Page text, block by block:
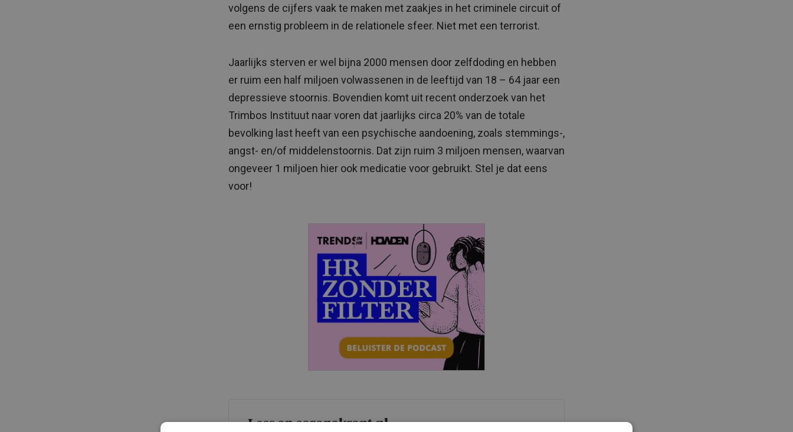
volgens de cijfers vaak te maken met zaakjes in het criminele circuit of
een ernstig probleem in de relationele sfeer. Niet met een terrorist.
Jaarlijks sterven er wel bijna 2000 mensen door zelfdoding en hebben
er ruim een half miljoen volwassenen in de leeftijd van 18 – 64 jaar een
depressieve stoornis. Bovendien komt uit recent onderzoek van het
Trimbos Instituut naar voren dat jaarlijks circa 20% van de totale
bevolking last heeft van een psychische aandoening, zoals stemmings-,
angst- en/of middelenstoornis. Dat zijn ruim 3 miljoen mensen, waarvan
ongeveer 1 miljoen hier ook medicatie voor gebruikt. Stel je dat eens
voor!
Lees op coronakrant.nl